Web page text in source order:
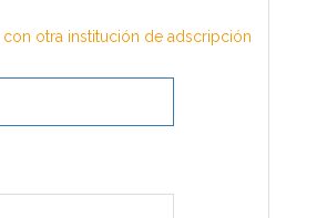
con otra institución de adscripción